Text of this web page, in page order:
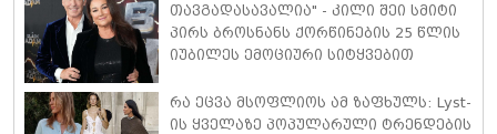
თავგადასავალია" - კილი შეი სმიტი
პირს ბროსნანს ქორწინების 25 წლის
იუბილეს ემოციური სიტყვებით
რა ეცვა მსოფლიოს ამ ზაფხულს: Lyst-
ის ყველაზე პოპულარული ტრენდების